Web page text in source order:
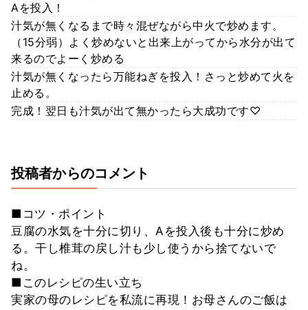
Aを投入！
汁気が無くなるまで時々混ぜながら中火で炒めます。
（15分弱）よく炒めないと出来上がってから水分が出て
来るのでよーく炒める
汁気が無くなったら万能ねぎを投入！さっと炒めて火を
止める。
完成！翌日も汁気が出て無かったら大成功です♡
投稿者からのコメント
■コツ・ポイント
豆腐の水気を十分に切り、Aを投入後も十分に炒め
る。干し椎茸の戻し汁も少し使うから捨てないで
ね。
■このレシピの生い立ち
実家の母のレシピを私流に再現！お母さんのご飯は